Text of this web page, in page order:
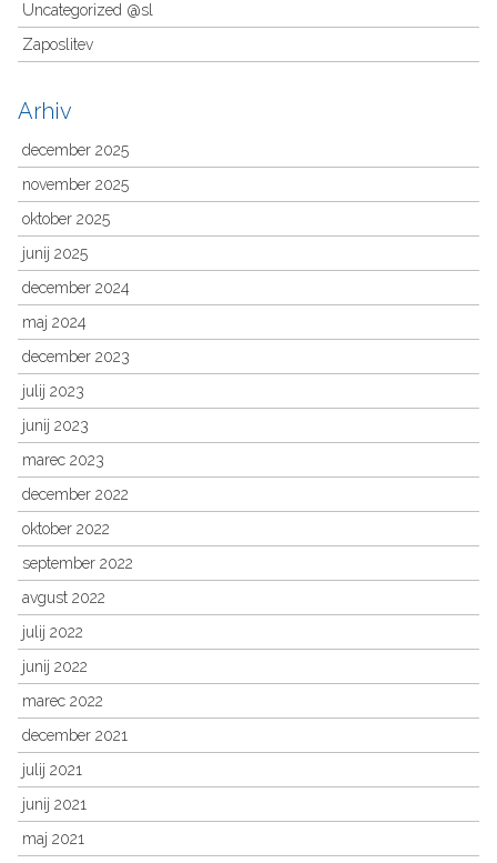
Uncategorized @sl
Zaposlitev
Arhiv
december 2025
november 2025
oktober 2025
junij 2025
december 2024
maj 2024
december 2023
julij 2023
junij 2023
marec 2023
december 2022
oktober 2022
september 2022
avgust 2022
julij 2022
junij 2022
marec 2022
december 2021
julij 2021
junij 2021
maj 2021